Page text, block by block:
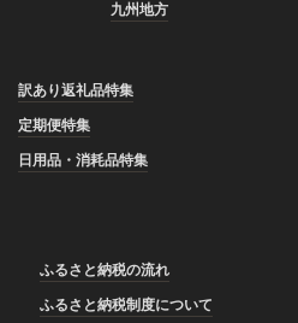
九州地方
訳あり返礼品特集
定期便特集
日用品・消耗品特集
ふるさと納税の流れ
ふるさと納税制度について